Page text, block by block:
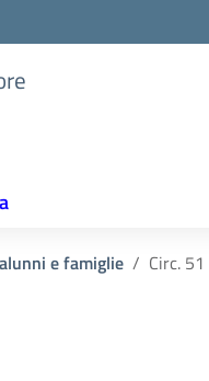
e famiglie Circ.